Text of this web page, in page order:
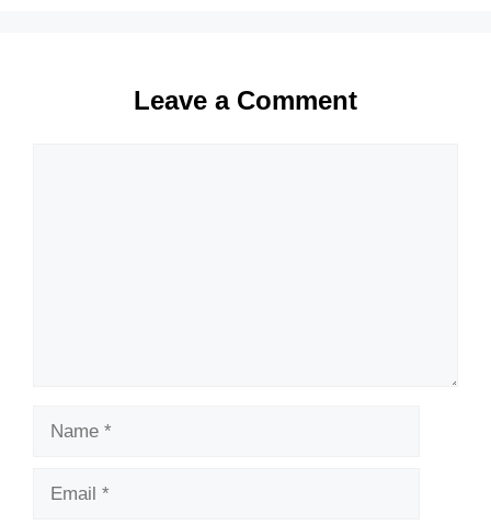
Leave a Comment